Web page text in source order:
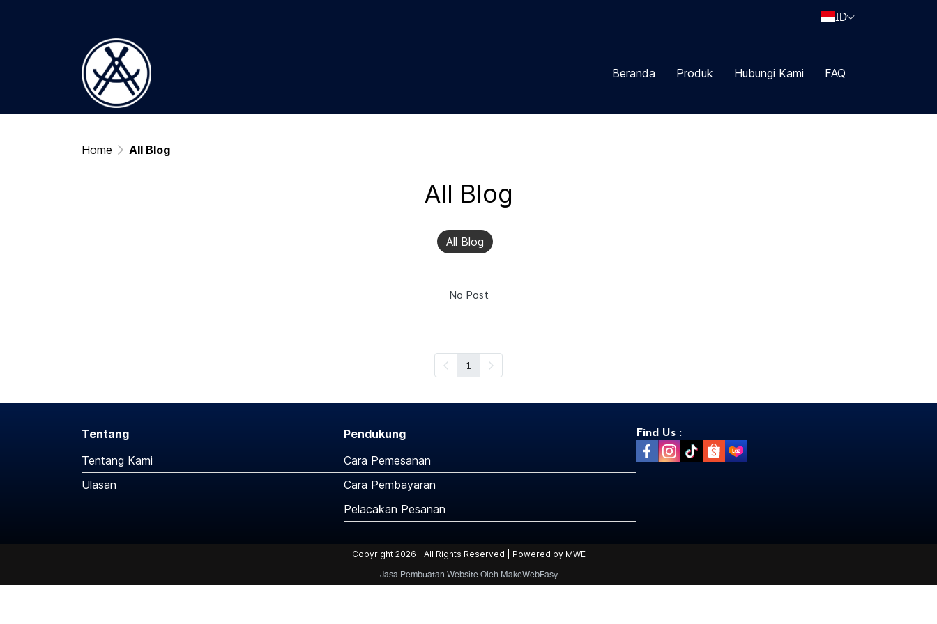
ID
Beranda Produk Hubungi Kami FAQ
Home All Blog
All Blog
All Blog
No Post
1
Tentang
Tentang Kami
Ulasan
Pendukung
Cara Pemesanan
Cara Pembayaran
Pelacakan Pesanan
Find Us :
Copyright 2026 | All Rights Reserved | Powered by MWE
Jasa Pembuatan Website Oleh MakeWebEasy